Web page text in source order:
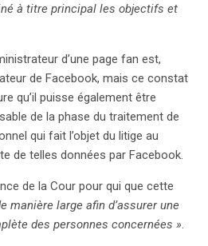
à titre principal les objectifs et
d’une page fan est,
de Facebook, mais ce constat
qu’il puisse également être
de la phase du traitement de
qui fait l’objet du litige au
de telles données par Facebook.
de la Cour pour qui que cette
manière large afin d’assurer une
des personnes concernées ».